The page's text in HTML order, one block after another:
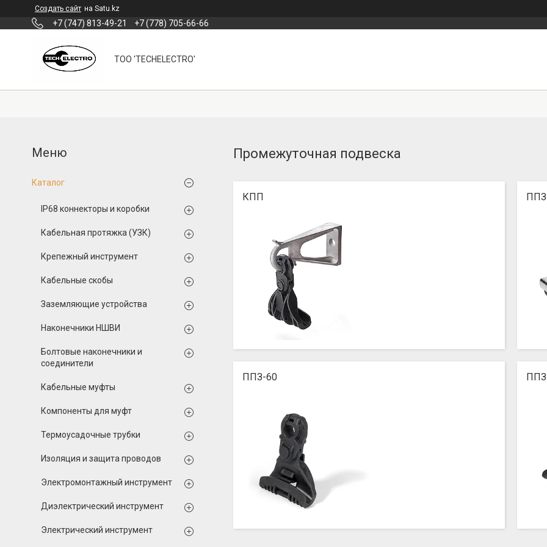
Создать сайт на Satu.kz
+7 (747) 813-49-21 +7 (778) 705-66-66
ТОО 'TECHELECTRO'
Промежуточная подвеска
КПП
ППЗ-60
Каталог
IP68 коннекторы и коробки
Кабельная протяжка (УЗК)
Крепежный инструмент
Кабельные скобы
Заземляющие устройства
Наконечники НШВИ
Болтовые наконечники и
соединители
Кабельные муфты
Компоненты для муфт
Термоусадочные трубки
Изоляция и защита проводов
Электромонтажный инструмент
Диэлектрический инструмент
Электрический инструмент